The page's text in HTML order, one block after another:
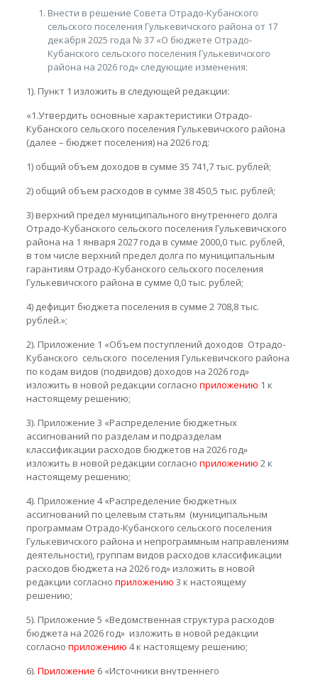
Внести в решение Совета Отрадо-Кубанского
сельского поселения Гулькевичского района от 17
декабря 2025 года № 37 «О бюджете Отрадо-
Кубанского сельского поселения Гулькевичского
района на 2026 год» следующие изменения:
1). Пункт 1 изложить в следующей редакции:
«1.Утвердить основные характеристики Отрадо-
Кубанского сельского поселения Гулькевичского района
(далее – бюджет поселения) на 2026 год:
1) общий объем доходов в сумме 35 741,7 тыс. рублей;
2) общий объем расходов в сумме 38 450,5 тыс. рублей;
3) верхний предел муниципального внутреннего долга
Отрадо-Кубанского сельского поселения Гулькевичского
района на 1 января 2027 года в сумме 2000,0 тыс. рублей,
в том числе верхний предел долга по муниципальным
гарантиям Отрадо-Кубанского сельского поселения
Гулькевичского района в сумме 0,0 тыс. рублей;
4) дефицит бюджета поселения в сумме 2 708,8 тыс.
рублей.»;
2). Приложение 1 «Объем поступлений доходов Отрадо-
Кубанского сельского поселения Гулькевичского района
по кодам видов (подвидов) доходов на 2026 год»
изложить в новой редакции согласно приложению 1 к
настоящему решению;
3). Приложение 3 «Распределение бюджетных
ассигнований по разделам и подразделам
классификации расходов бюджетов на 2026 год»
изложить в новой редакции согласно приложению 2 к
настоящему решению;
4). Приложение 4 «Распределение бюджетных
ассигнований по целевым статьям (муниципальным
программам Отрадо-Кубанского сельского поселения
Гулькевичского района и непрограммным направлениям
деятельности), группам видов расходов классификации
расходов бюджета на 2026 год» изложить в новой
редакции согласно приложению 3 к настоящему
решению;
5). Приложение 5 «Ведомственная структура расходов
бюджета на 2026 год» изложить в новой редакции
согласно приложению 4 к настоящему решению;
6). Приложение 6 «Источники внутреннего